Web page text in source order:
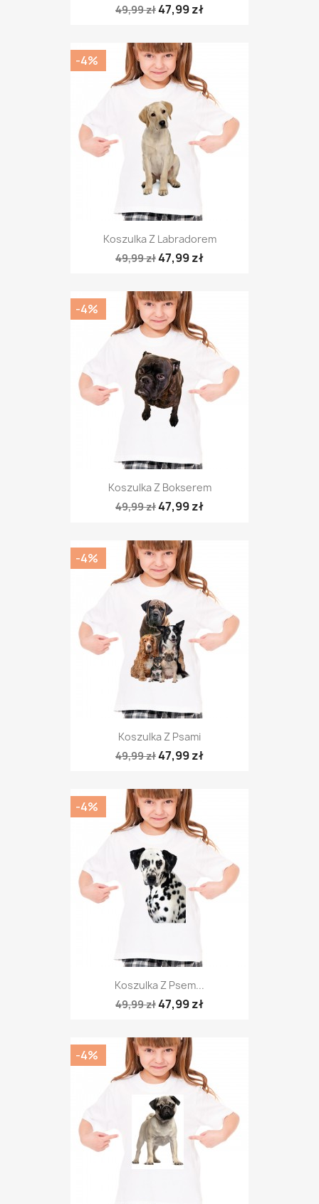
49,99 zł47,99 zł
Koszulka Z Labradorem
49,99 zł47,99 zł
-4%
Koszulka Z Bokserem
49,99 zł47,99 zł
-4%
Koszulka Z Psami
49,99 zł47,99 zł
-4%
Koszulka Z Psem...
49,99 zł47,99 zł
-4%
-4%